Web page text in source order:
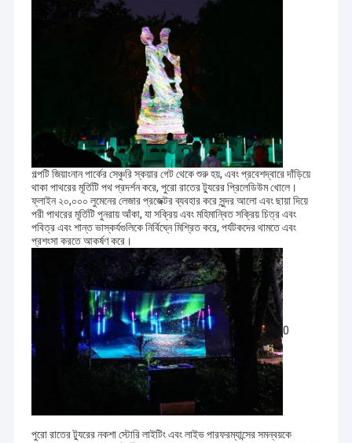
গল্পটি জিয়াংনান পার্কের সেঞ্চুরি স্কয়ার গেট থেকে শুরু হয়, এবং প্রবেশদ্বারে দাঁড়িয়ে
থাকা পাথরের মূর্তিটি পথ প্রদর্শন করে, পুরো রাতের ট্যুরের প্রিলেডিউম খোলে।
ফ্লাইন ২০,০০০ লুমেনের লেজার প্রজেক্টর ব্যবহার করে সুন্দর আলো এবং ছায়া দিয়ে
পরী পাথরের মূর্তিটি পুনরায় আঁকা, যা সক্রিয় এবং মহিমান্বিত সক্রিয় চিত্র এবং
পবিত্র এবং শান্ত ভাস্কর্যগুলিকে নির্বিঘ্নে মিশ্রিত করে, পর্যটকদের থামতে এবং
প্রশংসা করতে আকর্ষণ করে।
0
পুরো রাতের ট্যুরের নকশা স্টোরি লাইটিং এবং লাইভ পারফরম্যান্সের সমন্বয়কে